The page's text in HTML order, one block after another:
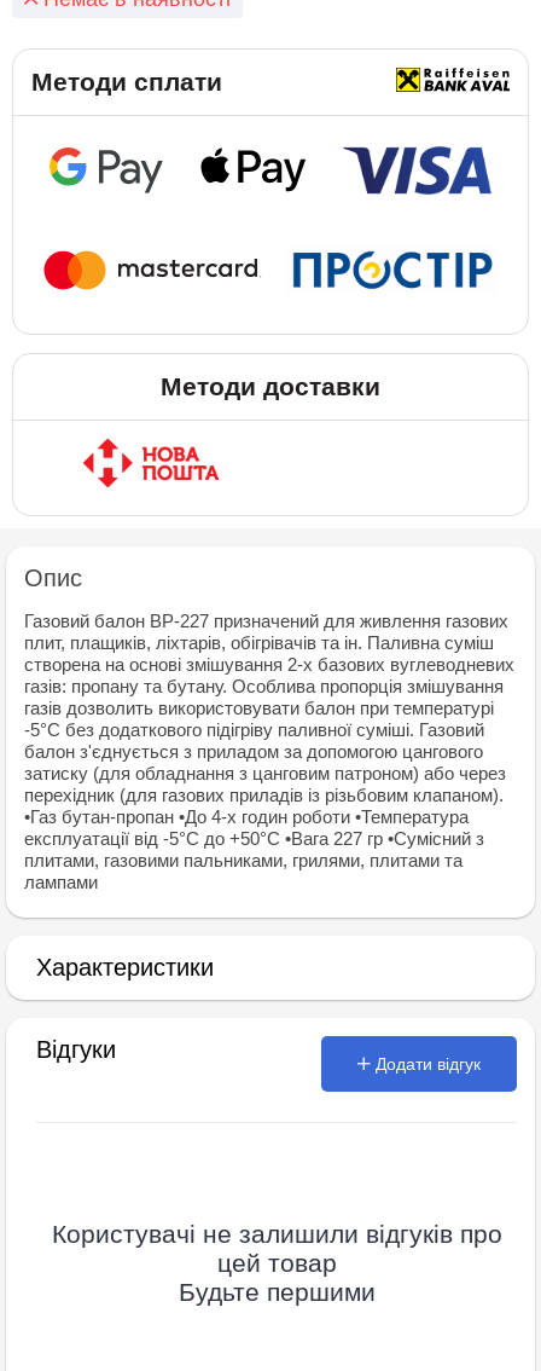
Методи сплати
Методи доставки
Опис
Газовий балон BP-227 призначений для живлення газових
плит, плащиків, ліхтарів, обігрівачів та ін. Паливна суміш
створена на основі змішування 2-х базових вуглеводневих
газів: пропану та бутану. Особлива пропорція змішування
газів дозволить використовувати балон при температурі
-5°С без додаткового підігріву паливної суміші. Газовий
балон з'єднується з приладом за допомогою цангового
затиску (для обладнання з цанговим патроном) або через
перехідник (для газових приладів із різьбовим клапаном).
•Газ бутан-пропан •До 4-х годин роботи •Температура
експлуатації від -5°С до +50°С •Вага 227 гр •Сумісний з
плитами, газовими пальниками, грилями, плитами та
лампами
Характеристики
Відгуки
Додати відгук
Користувачі не залишили відгуків про
цей товар
Будьте першими